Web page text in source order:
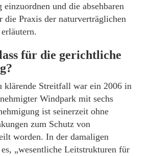
einzuordnen und die absehbaren
die Praxis der naturverträglichen
für die gerichtliche
klärende Streitfall war ein 2006 in
Windpark mit sechs
ist seinerzeit ohne
zum Schutz von
worden. In der damaligen
„wesentliche Leitstrukturen für